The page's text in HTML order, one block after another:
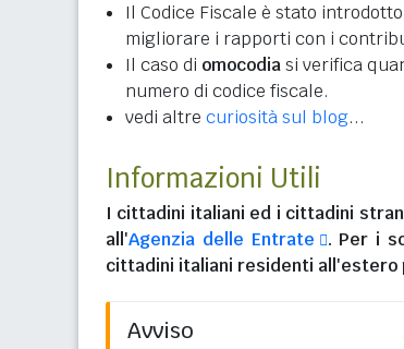
Il Codice Fiscale è stato
migliorare i rapporti con i
Il caso di omocodiasi verifica
numero di codice fiscale.
vedi altre curiosità sul blog...
Informazioni Utili
I cittadini italiani ed i cittadini
all'Agenzia delle Entrate
. Per i
cittadini italiani residenti all'estero
Avviso